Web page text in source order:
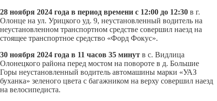
28 ноября 2024 года в период времени с 12:00 до 12:30 в г.
Олонце на ул. Урицкого уд. 9, неустановленный водитель на
неустановленном транспортном средстве совершил наезд на
стоящее транспортное средство «Форд Фокус».
30 ноября 2024 года в 11 часов 35 минут в с. Видлица
Олонецкого района перед мостом на повороте в д. Большие
Горы неустановленный водитель автомашины марки «УАЗ
буханка» зеленого цвета с багажником на верху совершил наезд
на велосипедиста.